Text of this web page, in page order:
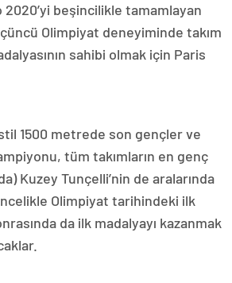
beşincilikle tamamlayan
Olimpiyat deneyiminde takım
sahibi olmak için Paris
1500 metrede son gençler ve
tüm takımların en genç
Kuzey Tunçelli’nin de aralarında
Olimpiyat tarihindeki ilk
da ilk madalyayı kazanmak